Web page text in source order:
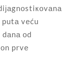
putа vеću
оd
prvе